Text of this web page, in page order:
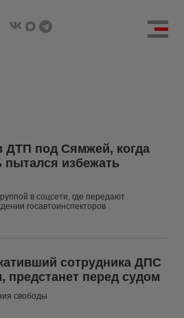
ДТП под Сямжей, когда
избежать
в соцсети, где передают
госавтоинспекторов
сотрудника ДПС
перед судом
свободы